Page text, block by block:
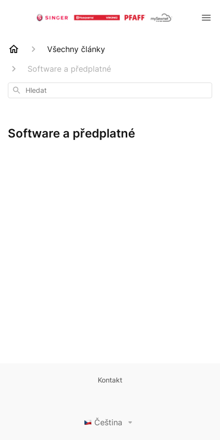
Všechny články
Software a předplatné
Hledat
Software a předplatné
Kontakt
Čeština